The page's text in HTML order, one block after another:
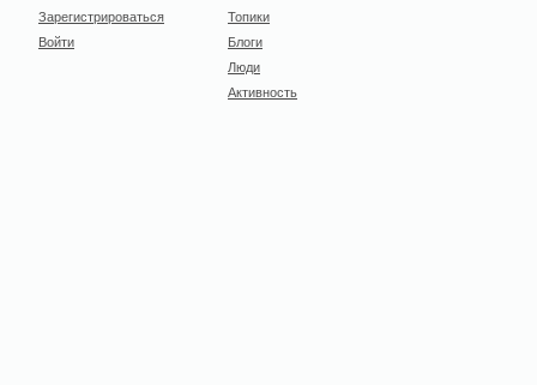
Зарегистрироваться
Войти
Топики
Блоги
Люди
Активность